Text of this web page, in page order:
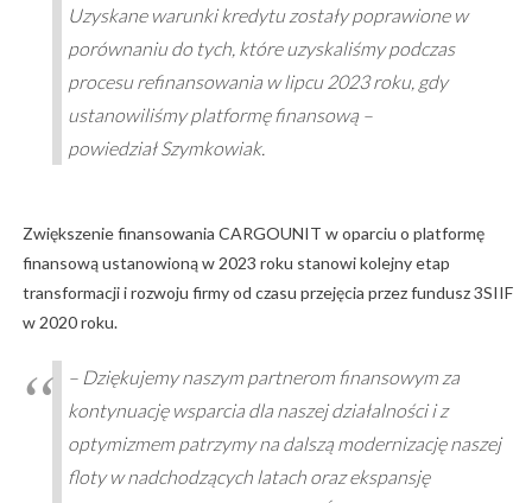
Uzyskane warunki kredytu zostały poprawione w
porównaniu do tych, które uzyskaliśmy podczas
procesu refinansowania w lipcu 2023 roku, gdy
ustanowiliśmy platformę finansową –
powiedział Szymkowiak.
Zwiększenie finansowania CARGOUNIT w oparciu o platformę
finansową ustanowioną w 2023 roku stanowi kolejny etap
transformacji i rozwoju firmy od czasu przejęcia przez fundusz 3SIIF
w 2020 roku.
– Dziękujemy naszym partnerom finansowym za
kontynuację wsparcia dla naszej działalności i z
optymizmem patrzymy na dalszą modernizację naszej
floty w nadchodzących latach oraz ekspansję